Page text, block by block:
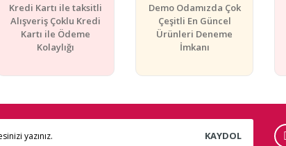
Kredi Kartı ile taksitli
Alışveriş Çoklu Kredi
Kartı ile Ödeme
Kolaylığı
Demo Odamızda Çok
Çeşitli En Güncel
Ürünleri Deneme
İmkanı
KAYDOL